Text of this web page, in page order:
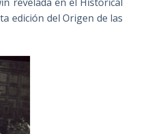
edición del Origen de las